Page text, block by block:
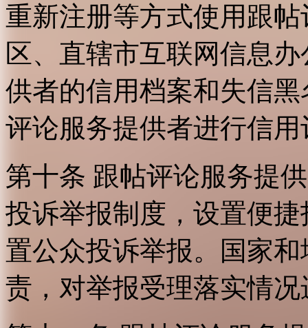
重新注册等方式使用跟
区、直辖市互联网信息
供者的信用档案和失信
评论服务提供者进行信用
第十条 跟帖评论服务提
投诉举报制度，设置便
置公众投诉举报。国家
责，对举报受理落实情